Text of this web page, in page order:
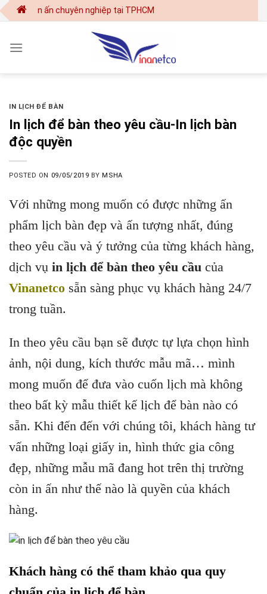
Skip
to
- in ấn chuyên nghiệp tại TPHCM
IN LỊCH ĐỂ BÀN
In lịch để bàn theo yêu cầu-In lịch bàn
độc quyền
POSTED ON 09/05/2019 BYMSHA
Với những mong muốn có được những ấn
phẩm lịch bàn đẹp và ấn tượng nhất, đúng
theo yêu cầu và ý tưởng của từng khách hàng,
dịch vụ in lịch để bàn theo yêu cầu của
Vinanetco sẵn sàng phục vụ khách hàng 24/7
trong tuần.
In theo yêu cầu bạn sẽ được tự lựa chọn hình
ảnh, nội dung, kích thước mẫu mã… mình
mong muốn để đưa vào cuốn lịch mà không
theo bất kỳ mẫu thiết kế lịch để bàn nào có
sẵn. Khi đến đến với chúng tôi, khách hàng tư
vấn những loại giấy in, hình thức gia công
đẹp, những mẫu mã đang hot trên thị trường
còn in ấn như thế nào là quyền của khách
hàng.
Khách hàng có thể tham khảo qua quy